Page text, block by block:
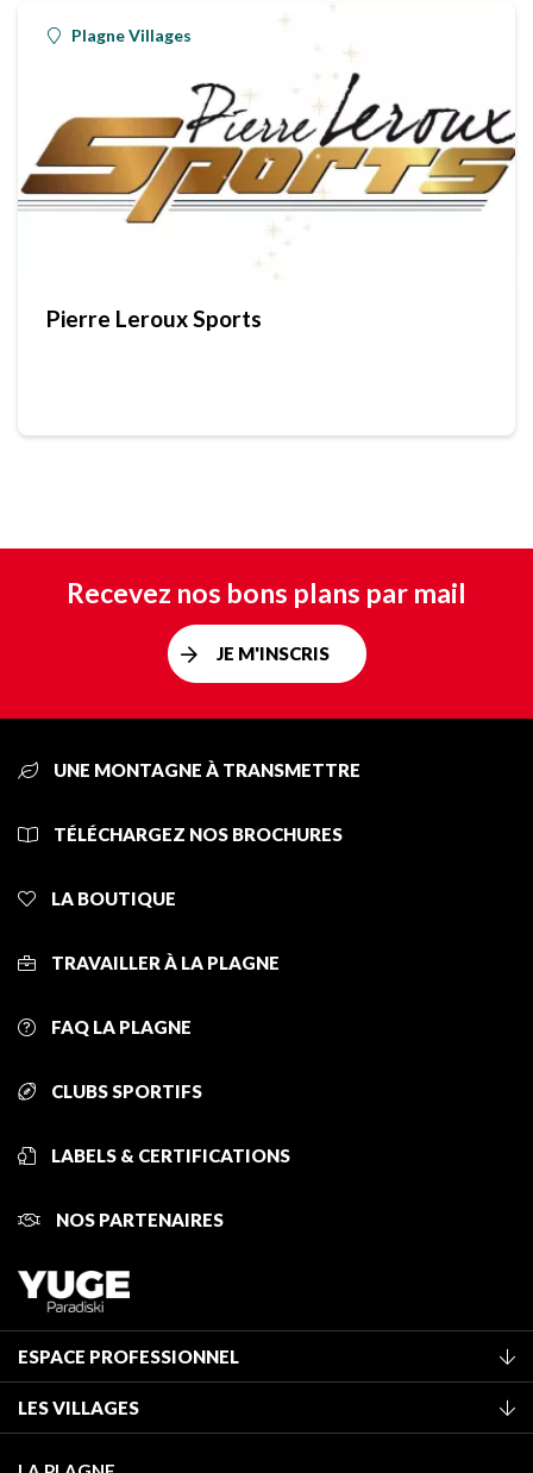
Plagne Villages
Pierre Leroux Sports
Recevez nos bons plans par mail
JE M'INSCRIS
UNE MONTAGNE À TRANSMETTRE
TÉLÉCHARGEZ NOS BROCHURES
LA BOUTIQUE
TRAVAILLER À LA PLAGNE
FAQ LA PLAGNE
CLUBS SPORTIFS
LABELS & CERTIFICATIONS
NOS PARTENAIRES
ESPACE PROFESSIONNEL
Classement des meublés
Taxe de séjour
LES VILLAGES